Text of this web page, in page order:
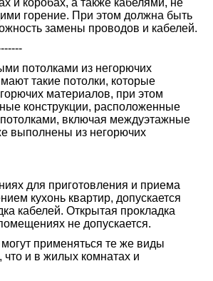
и коробах, а также кабелями, не
горение. При этом должна быть
замены проводов и кабелей.
потолками из негорючих
такие потолки, которые
материалов, при этом
конструкции, расположенные
включая междуэтажные
выполнены из негорючих
для приготовления и приема
кухонь квартир, допускается
кабелей. Открытая прокладка
не допускается.
могут применяться те же виды
что и в жилых комнатах и